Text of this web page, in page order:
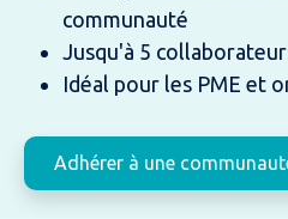
communauté
Jusqu'à 5
Idéal pour les PME et
Adhérer à une